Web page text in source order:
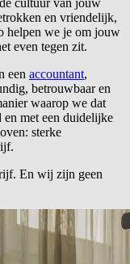
cultuur van jouw
en vriendelijk,
helpen we je om jouw
even tegen zit.
een accountant,
betrouwbaar en
waarop we dat
met een duidelijke
sterke
En wij zijn geen